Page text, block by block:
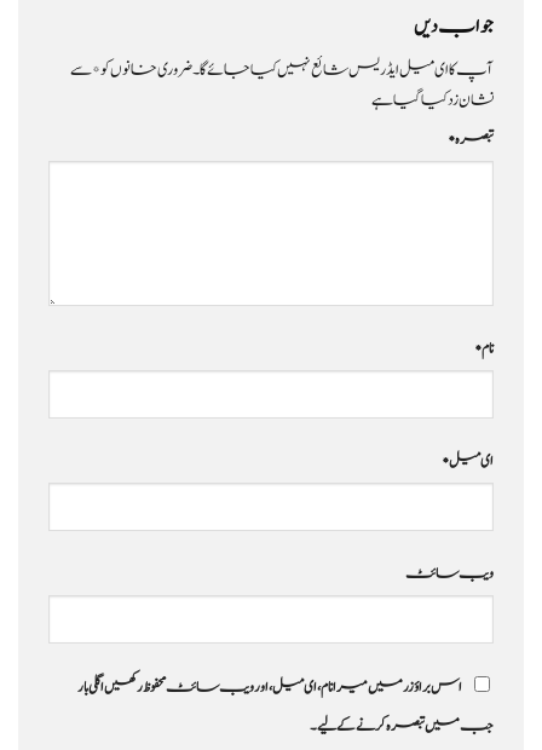
جواب دیں
آپ کا ای میل ایڈریس شائع نہیں کیا جائے گا۔ضروری خانوں کو*سے
نشان زد کیا گیا ہے
تبصرہ*
نام*
ای میل*
ویب‌ سائٹ
اس براؤزر میں میرا نام، ای میل، اور ویب سائٹ محفوظ رکھیں اگلی بار
جب میں تبصرہ کرنے کےلیے۔